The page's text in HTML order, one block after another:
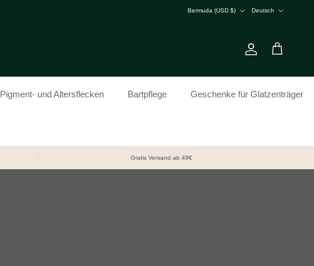
Bermuda (USD $)
Deutsch
KontoEinkaufswagen
Pigment- und Altersflecken Bartpflege Geschenke für Glatzenträger
Gratis Versand ab 49€